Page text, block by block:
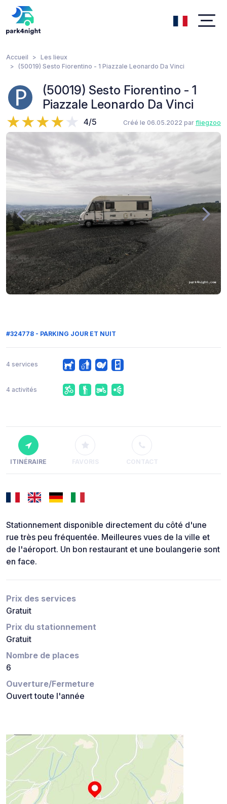
Accueil
Les lieux
(50019) Sesto Fiorentino - 1 Piazzale Leonardo Da Vinci
(50019) Sesto Fiorentino - 1
Piazzale Leonardo Da Vinci
4/5 Créé le 06.05.2022 par fliegzoo
#324778 - PARKING JOUR ET NUIT
4 services
4 activités
ITINÉRAIRE FAVORIS CONTACT
Stationnement disponible directement du côté d'une
rue très peu fréquentée. Meilleures vues de la ville et
de l'aéroport. Un bon restaurant et une boulangerie sont
en face.
Prix des services
Gratuit
Prix du stationnement
Gratuit
Nombre de places
6
Ouverture/Fermeture
Ouvert toute l'année